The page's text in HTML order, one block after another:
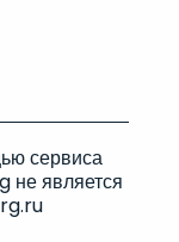
сервиса
является